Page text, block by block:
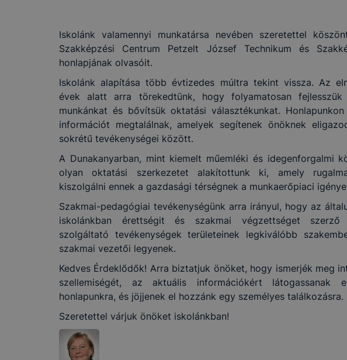
Iskolánk valamennyi munkatársa nevében szeretettel
Szakképzési Centrum Petzelt József Technikum és
honlapjának olvasóit.
Iskolánk alapítása több évtizedes múltra tekint vissza. Az
évek alatt arra törekedtünk, hogy folyamatosan fejlesszük
munkánkat és bővítsük oktatási választékunkat.
információt megtalálnak, amelyek segítenek önöknek
sokrétű tevékenységei között.
A Dunakanyarban, mint kiemelt műemléki és idegenforgalmi
olyan oktatási szerkezetet alakítottunk ki, amely
kiszolgálni ennek a gazdasági térségnek a munkaerőpiaci
Szakmai-pedagógiai tevékenységünk arra irányul, hogy az
iskolánkban érettségit és szakmai végzettséget
szolgáltató tevékenységek területeinek legkiválóbb
szakmai vezetői legyenek.
Kedves Érdeklődők! Arra biztatjuk önöket, hogy ismerjék meg
szellemiségét, az aktuális információkért látogassanak
honlapunkra, és jöjjenek el hozzánk egy személyes találkozásra.
Szeretettel várjuk önöket iskolánkban!